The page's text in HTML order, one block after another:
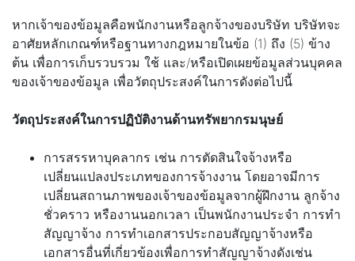
หากเจ้าของข้อมูลคือพนักงานหรือลูกจ้างของบริษัท บริษัทจะ
อาศัยหลักเกณฑ์หรือฐานทางกฎหมายในข้อ (1) ถึง (5) ข้าง
ต้น เพื่อการเก็บรวบรวม ใช้ และ/หรือเปิดเผยข้อมูลส่วนบุคคล
ของเจ้าของข้อมูล เพื่อวัตถุประสงค์ในการดังต่อไปนี้
วัตถุประสงค์ในการปฏิบัติงานด้านทรัพยากรมนุษย์
การสรรหาบุคลากร เช่น การตัดสินใจจ้างหรือ
เปลี่ยนแปลงประเภทของการจ้างงาน โดยอาจมีการ
เปลี่ยนสถานภาพของเจ้าของข้อมูลจากผู้ฝึกงาน ลูกจ้าง
ชั่วคราว หรืองานนอกเวลา เป็นพนักงานประจำ การทำ
สัญญาจ้าง การทำเอกสารประกอบสัญญาจ้างหรือ
เอกสารอื่นที่เกี่ยวข้องเพื่อการทำสัญญาจ้างดังเช่น